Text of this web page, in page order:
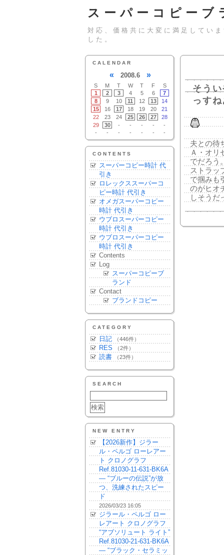
スーパーコピー
対応、価格共に大変に満足してい
した。
そう
っす
夫との待
Ａ・オリ
でだろう
ストラッ
で掴みも
のがヒオ
しそうだ
CALENDAR
« 2008.6 »
S M T W T F
S
1
2 3 4 5 6
7
8
9 10 11 12 13
14
15
16 17 18 19 20
21
22
23 24 25 26 27
28
29
30 - - - -
-
-
- - - - - -
CONTENTS
スーパーコピー時計 代
引き
ロレックススーパーコ
ピー時計 代引き
オメガスーパーコピー
時計 代引き
ウブロスーパーコピー
時計 代引き
ウブロスーパーコピー
時計 代引き
Contents
Log
スーパーコピーブ
ランド
Contact
ブランドコピー
CATEGORY
日記 （446件）
RES （2件）
読書 （23件）
SEARCH
NEW ENTRY
【2026新作】ジラー
ル・ペルゴ ローレアー
ト クロノグラフ
Ref.81030-11-631-BK6A
— “ブルーの伝説”が放
つ、洗練されたスピー
ド
2026/03/23 16:05
ジラール・ペルゴ ロー
レアート クロノグラフ
“アブソリュート ライト”
Ref.81030-21-631-BK6A
— “ブラック・セラミッ